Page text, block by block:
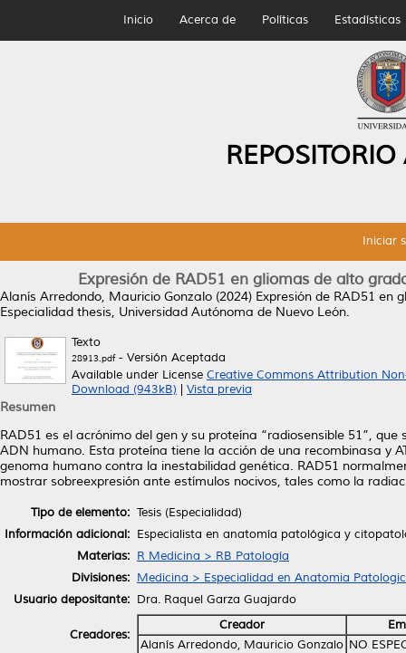
Inicio Acerca de Políticas Estadísticas
Iniciar
Expresión de RAD51 en gliomas de alto
Alanís Arredondo, Mauricio Gonzalo (2024) Expresión de RAD51 en
Especialidad thesis, Universidad Autónoma de Nuevo León.
Texto
28913.pdf- Versión Aceptada
Available under License Creative Commons Attribution
Download (943kB)
Vista previa
Resumen
RAD51 es el acrónimo del gen y su proteína “radiosensible 51”,
ADN humano. Esta proteína tiene la acción de una recombinasa y
genoma humano contra la inestabilidad genética. RAD51
mostrar sobreexpresión ante estímulos nocivos, tales como la
Tipo de elemento: Tesis (Especialidad)
Información adicional: Especialista en anatomía patológica y
Materias: R Medicina > RB Patología
Divisiones: Medicina > Especialidad en Anatomia
Usuario depositante: Dra. Raquel Garza Guajardo
Creadores:
Creador
Alanís Arredondo, Mauricio Gonzalo NO